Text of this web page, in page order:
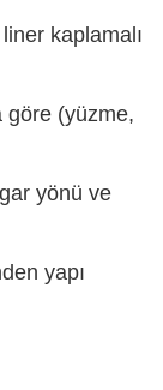
kaplamalı
göre (yüzme,
yönü ve
yapı